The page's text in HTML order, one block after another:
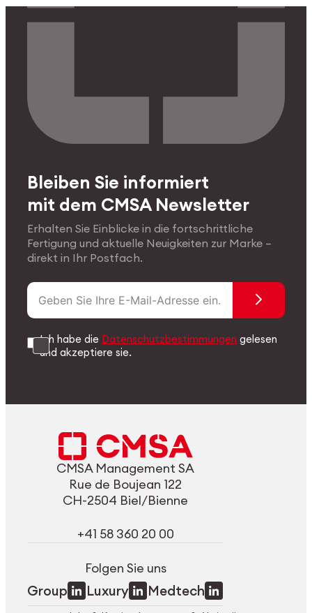
Bleiben Sie informiert
mit dem CMSA Newsletter
Erhalten Sie Einblicke in die fortschrittliche
Fertigung und aktuelle Neuigkeiten zur Marke –
direkt in Ihr Postfach.
Ich habe die Datenschutzbestimmungen gelesen
und akzeptiere sie.
CMSA Management SA
Rue de Boujean 122
CH-2504 Biel/Bienne
+41 58 360 20 00
Folgen Sie uns
Group Luxury Medtech